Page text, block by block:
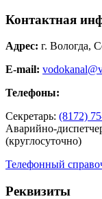
Контактная
Адрес: г. Вологда,
E-mail:
Телефоны:
Секретарь: (8172)
Аварийно-
(круглосуточно)
Телефонный
Реквизиты